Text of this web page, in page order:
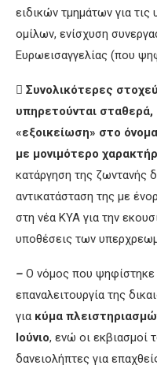
ειδικών τμημάτων για
ομίλων, ενίσχυση
Ευρωεισαγγελίας (που
 Συνολικότερες
υπηρετούνται σταθερά,
«εξοικείωση» στο
με μονιμότερο
κατάργηση της ζωντανής
αντικατάσταση της με
στη νέα ΚΥΑ για την
υποθέσεις των
– Ο νόμος που ψηφίστηκε
επαναλειτουργία της
για κύμα
Ιούνιο, ενώ οι εκβιασμοί
δανειολήπτες για